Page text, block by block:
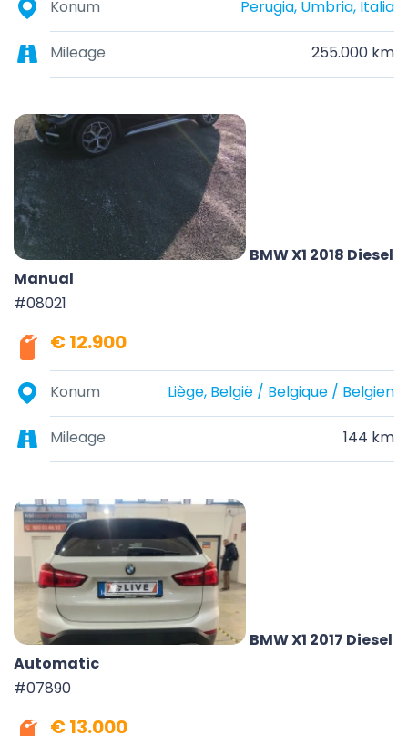
Konum Perugia, Umbria, Italia
Mileage 255.000 km
BMW X1 2018 Diesel
Manual
#08021
€ 12.900
Konum Liège, België / Belgique / Belgien
Mileage 144 km
BMW X1 2017 Diesel
Automatic
#07890
€ 13.000